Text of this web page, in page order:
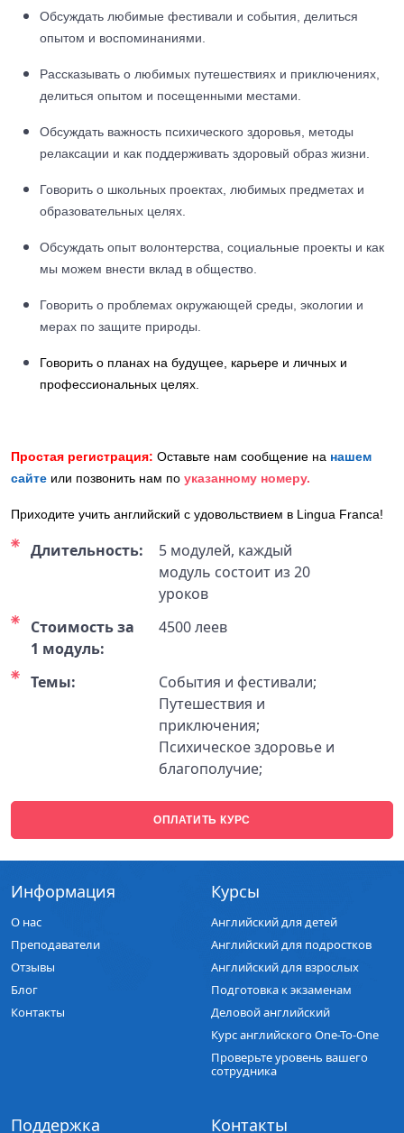
Обсуждать любимые фестивали и события, делиться
опытом и воспоминаниями.
Рассказывать о любимых путешествиях и приключениях,
делиться опытом и посещенными местами.
Обсуждать важность психического здоровья, методы
релаксации и как поддерживать здоровый образ жизни.
Говорить о школьных проектах, любимых предметах и
образовательных целях.
Обсуждать опыт волонтерства, социальные проекты и как
мы можем внести вклад в общество.
Говорить о проблемах окружающей среды, экологии и
мерах по защите природы.
Говорить о планах на будущее, карьере и личных и
профессиональных целях.
Простая регистрация: Оставьте нам сообщение на нашем
сайте или позвонить нам по указанному номеру.
Приходите учить английский с удовольствием в Lingua Franca!
Длительность:
5 модулей, каждый
модуль состоит из 20
уроков
Стоимость за
1 модуль:
4500 леев
Темы:
События и фестивали;
Путешествия и
приключения;
Психическое здоровье и
благополучие;
ОПЛАТИТЬ КУРС
Информация
О нас
Преподаватели
Отзывы
Блог
Контакты
Курсы
Английский для детей
Английский для подростков
Английский для взрослых
Подготовка к экзаменам
Деловой английский
Курс английского One-To-One
Проверьте уровень вашего
сотрудника
Поддержка Контакты